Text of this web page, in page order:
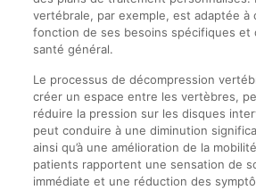
vertébrale, par exemple, est adaptée à
fonction de ses besoins spécifiques et
santé général.
Le processus de décompression
créer un espace entre les vertèbres,
réduire la pression sur les disques
peut conduire à une diminution
ainsi qu’à une amélioration de la
patients rapportent une sensation de
immédiate et une réduction des